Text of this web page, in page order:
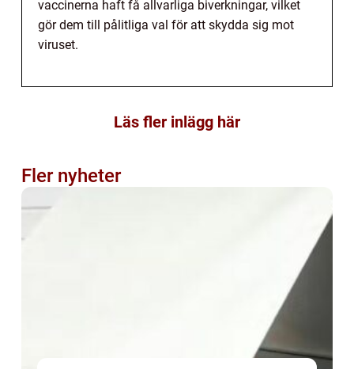
vaccinerna haft få allvarliga biverkningar, vilket
gör dem till pålitliga val för att skydda sig mot
viruset.
Läs fler inlägg här
Fler nyheter